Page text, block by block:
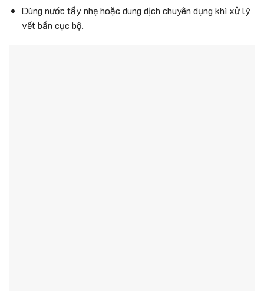
Dùng nước tẩy nhẹ hoặc dung dịch chuyên dụng khi xử lý
vết bẩn cục bộ.